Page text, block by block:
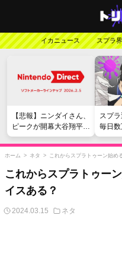
イカニュース スプラ
【悲報】ニンダイさん、
ピークが開幕大谷翔平の
がっかりダイレクトだっ
たと言われてしまう
スプ
毎日
い』
行
ホーム > ネタ > これからスプラトゥーン始め
これからスプラトゥー
イスある？
2024.03.15 ネタ